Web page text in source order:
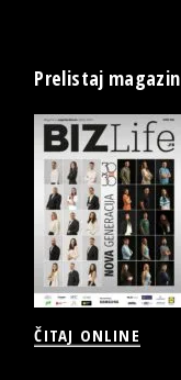
Prelistaj magazin
ČITAJ ONLINE